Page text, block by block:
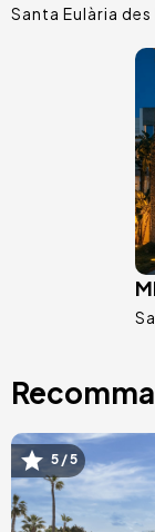
Santa Eulària des
Image
5 / 5